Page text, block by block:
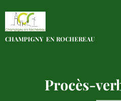
CHAMPIGNY EN ROCHEREAU
Procès-